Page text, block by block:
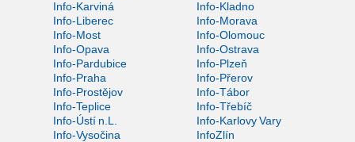
Info-Karviná
Info-Kladno
Info-Liberec
Info-Morava
Info-Most
Info-Olomouc
Info-Opava
Info-Ostrava
Info-Pardubice
Info-Plzeň
Info-Praha
Info-Přerov
Info-Prostějov
Info-Tábor
Info-Teplice
Info-Třebíč
Info-Ústí n.L.
Info-Karlovy Vary
Info-Vysočina
InfoZlín